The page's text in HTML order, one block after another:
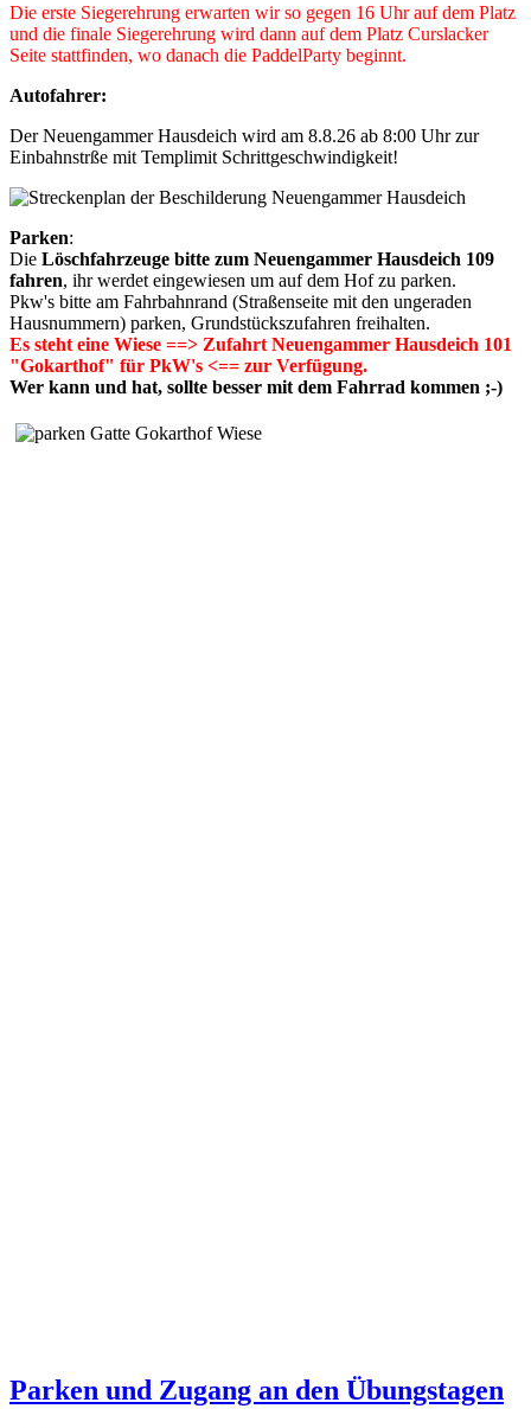
Die erste Siegerehrung erwarten wir so gegen 16 Uhr auf dem Platz
und die finale Siegerehrung wird dann auf dem Platz Curslacker
Seite stattfinden, wo danach die PaddelParty beginnt.
Autofahrer:
Der Neuengammer Hausdeich wird am 8.8.26 ab 8:00 Uhr zur
Einbahnstrße mit Templimit Schrittgeschwindigkeit!
Parken:
Die Löschfahrzeuge bitte zum Neuengammer Hausdeich 109
fahren, ihr werdet eingewiesen um auf dem Hof zu parken.
Pkw's bitte am Fahrbahnrand (Straßenseite mit den ungeraden
Hausnummern) parken, Grundstückszufahren freihalten.
Es steht eine Wiese ==> Zufahrt Neuengammer Hausdeich 101
"Gokarthof" für PkW's <== zur Verfügung.
Wer kann und hat, sollte besser mit dem Fahrrad kommen ;-)
Parken und Zugang an den Übungstagen